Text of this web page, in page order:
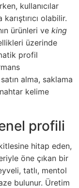
kullanıcılar
olabilir.
ürünleri ve king
üzerinde
profil
alma, saklama
kelime
profili
hitap eden,
öne çıkan bir
tatlı, mentol
bulunur. Üretim